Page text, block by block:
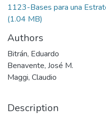
1123-Bases para una
(1.04 MB)
Authors
Bitrán, Eduardo
Benavente, José M.
Maggi, Claudio
Description